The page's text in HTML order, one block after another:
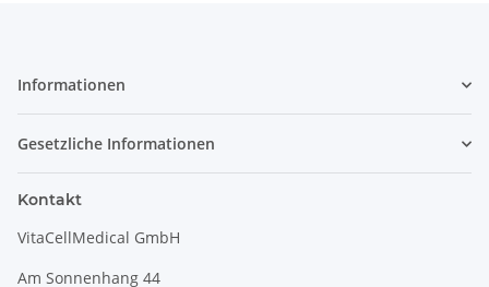
Informationen
Gesetzliche Informationen
Kontakt
VitaCellMedical GmbH
Am Sonnenhang 44